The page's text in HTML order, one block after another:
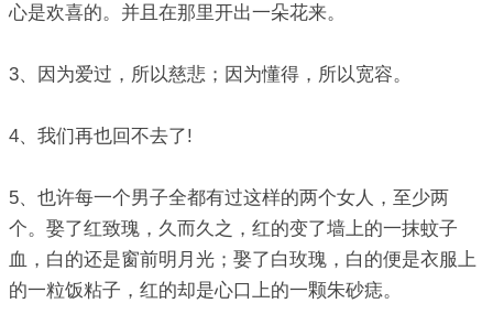
心是欢喜的。并且在那里开出一朵花来。
3、因为爱过，所以慈悲；因为懂得，所以宽容。
4、我们再也回不去了!
5、也许每一个男子全都有过这样的两个女人，至少两
个。娶了红致瑰，久而久之，红的变了墙上的一抹蚊子
血，白的还是窗前明月光；娶了白玫瑰，白的便是衣服上
的一粒饭粘子，红的却是心口上的一颗朱砂痣。